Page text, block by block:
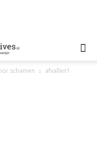
schamen afvallen1